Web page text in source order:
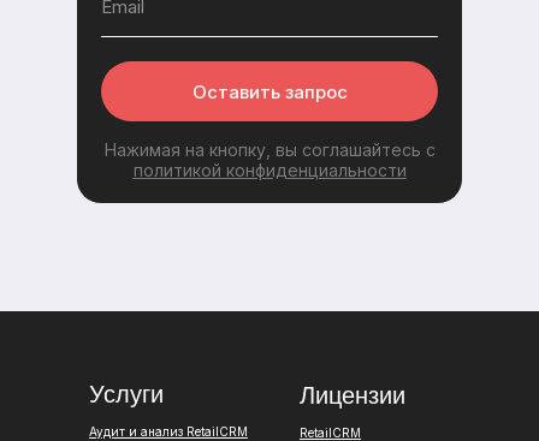
Оставить запрос
Нажимая на кнопку, вы соглашайтесь с
политикой конфиденциальности
RetailCRM
Лицензии
Аудит и анализ RetailCRM
Услуги